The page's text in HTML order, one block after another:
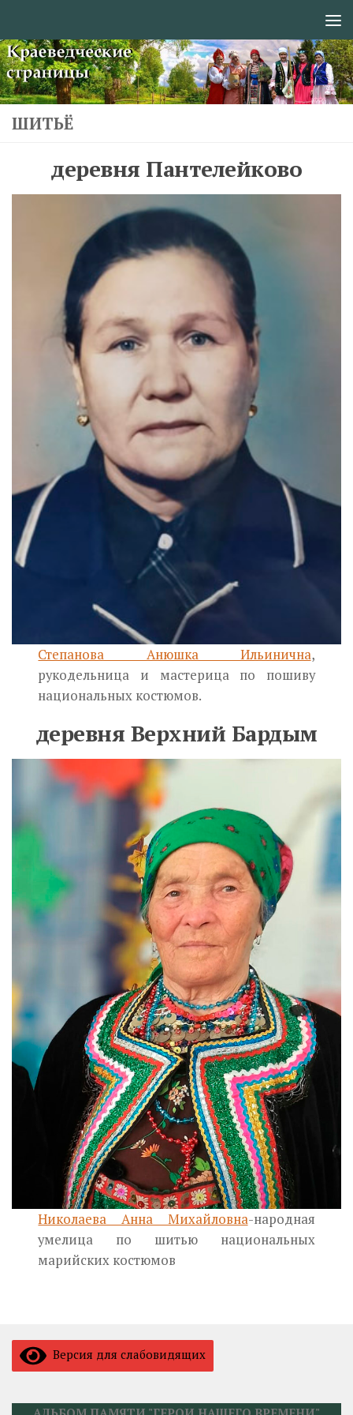
ШИТЬЁ
деревня Пантелейково
Степанова Анюшка Ильинична,
рукодельница и мастерица по пошиву
национальных костюмов.
деревня Верхний Бардым
Николаева Анна Михайловна-народная
умелица по шитью национальных
марийских костюмов
Версия для слабовидящих